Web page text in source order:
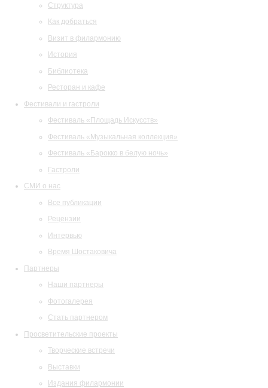
Структура
Как добраться
Визит в филармонию
История
Библиотека
Ресторан и кафе
Фестивали и гастроли
Фестиваль «Площадь Искусств»
Фестиваль «Музыкальная коллекция»
Фестиваль «Барокко в белую ночь»
Гастроли
СМИ о нас
Все публикации
Рецензии
Интервью
Время Шостаковича
Партнеры
Наши партнеры
Фотогалерея
Стать партнером
Просветительские проекты
Творческие встречи
Выставки
Издания филармонии